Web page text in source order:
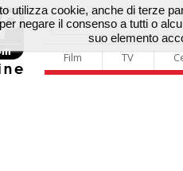
Film TV
utilizza cookie, anche di terze
negare il consenso a tutti o
suo elemento